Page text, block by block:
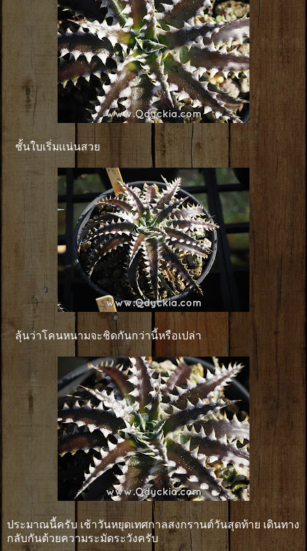
ชั้นใบเริ่มเเน่นสวย
ลุ้นว่าโคนหนามจะชิดกันกว่านี้หรือเปล่า
ประมาณนี้ครับ เช้าวันหยุดเทศกาลสงกรานต์วันสุดท้าย เดินทาง
กลับกันด้วยความระมัดระวังครับ